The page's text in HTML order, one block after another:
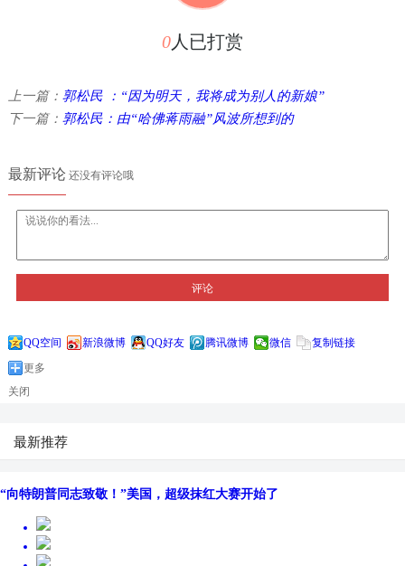
0人已打赏
上一篇： 郭松民 ：“因为明天，我将成为别人的新娘”
下一篇： 郭松民：由“哈佛蒋雨融”风波所想到的
最新评论还没有评论哦
评论
QQ空间 新浪微博 QQ好友 腾讯微博 微信
复制链接
更多
关闭
最新推荐
“向特朗普同志致敬！”美国，超级抹红大赛开始了